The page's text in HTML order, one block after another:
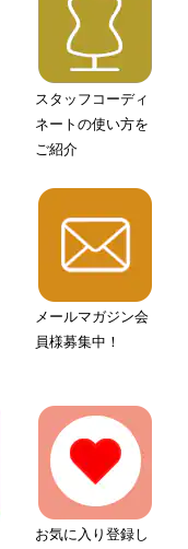
スタッフコーディ
ネートの使い方を
ご紹介
メールマガジン会
員様募集中！
お気に入り登録し